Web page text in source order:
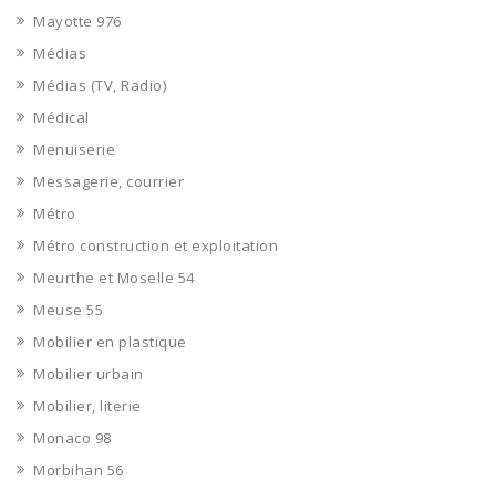
Mayotte 976
Médias
Médias (TV, Radio)
Médical
Menuiserie
Messagerie, courrier
Métro
Métro construction et exploitation
Meurthe et Moselle 54
Meuse 55
Mobilier en plastique
Mobilier urbain
Mobilier, literie
Monaco 98
Morbihan 56